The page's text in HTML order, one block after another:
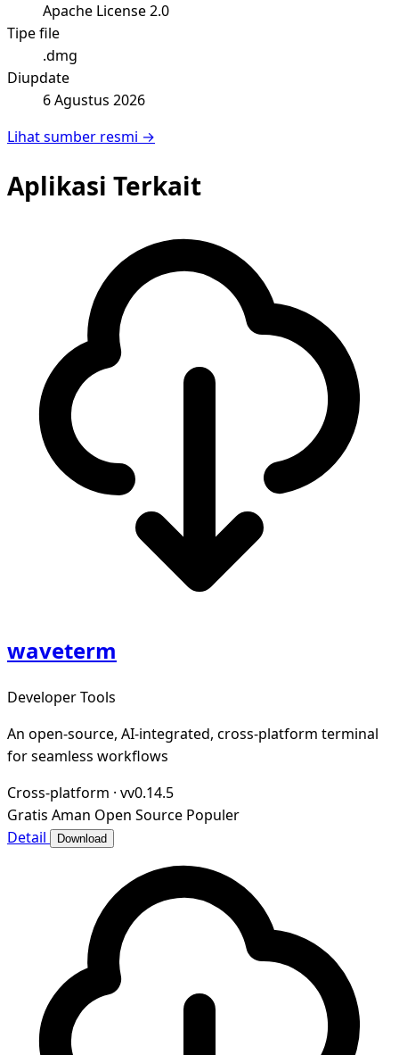
Apache License 2.0
Tipe file
.dmg
Diupdate
6 Agustus 2026
Lihat sumber resmi →
Aplikasi Terkait
waveterm
Developer Tools
An open-source, AI-integrated, cross-platform terminal
for seamless workflows
Cross-platform · vv0.14.5
Gratis Aman Open Source Populer
Detail
Download